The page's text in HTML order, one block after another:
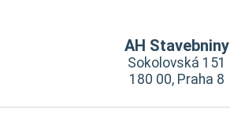
AH Stavebniny
Sokolovská 151
180 00, Praha 8